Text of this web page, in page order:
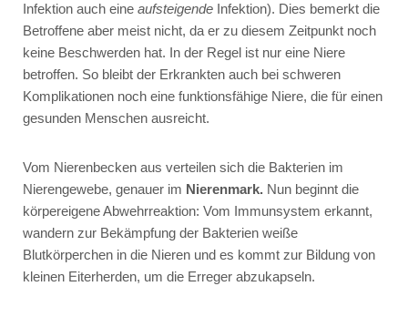
Infektion auch eine aufsteigende Infektion). Dies bemerkt die
Betroffene aber meist nicht, da er zu diesem Zeitpunkt noch
keine Beschwerden hat. In der Regel ist nur eine Niere
betroffen. So bleibt der Erkrankten auch bei schweren
Komplikationen noch eine funktionsfähige Niere, die für einen
gesunden Menschen ausreicht.
Vom Nierenbecken aus verteilen sich die Bakterien im
Nierengewebe, genauer im Nierenmark. Nun beginnt die
körpereigene Abwehrreaktion: Vom Immunsystem erkannt,
wandern zur Bekämpfung der Bakterien weiße
Blutkörperchen in die Nieren und es kommt zur Bildung von
kleinen Eiterherden, um die Erreger abzukapseln.